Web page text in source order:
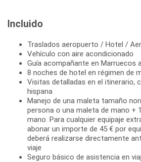
Incluido
Traslados aeropuerto / Hotel /
Vehículo con aire acondicionado
Guía acompañante en Marruecos
8 noches de hotel en régimen de
Visitas detalladas en el itinerario,
hispana
Manejo de una maleta tamaño
persona o una maleta de mano +
mano. Para cualquier equipaje
abonar un importe de 45 € por
deberá realizarse directamente
viaje
Seguro básico de asistencia en